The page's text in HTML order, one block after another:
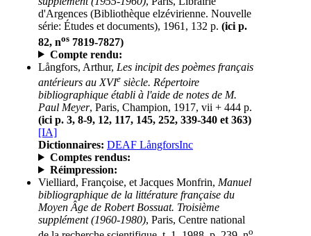
d'Argences (Bibliothèque elzévirienne. Nouvelle
série: Études et documents), 1961, 132 p. (ici p.
82, nos 7819-7827)
Compte rendu:
Långfors, Arthur, Les incipit des poèmes français
antérieurs au XVIe siècle. Répertoire
bibliographique établi à l'aide de notes de M.
Paul Meyer, Paris, Champion, 1917, vii + 444 p.
(ici p. 3, 8-9, 12, 117, 145, 252, 339-340 et 363)
[IA]
Dictionnaires: DEAF LångforsInc
Comptes rendus:
Réimpression:
Vielliard, Françoise, et Jacques Monfrin, Manuel
bibliographique de la littérature française du
Moyen Âge de Robert Bossuat. Troisième
supplément (1960-1980), Paris, Centre national
o